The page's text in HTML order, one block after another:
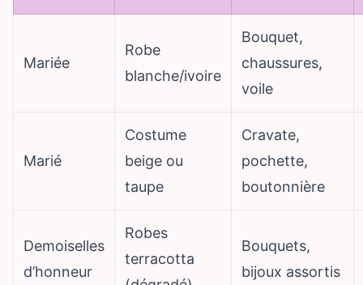
Mariée
Robe
blanche/ivoire
Bouquet,
chaussures,
voile
Marié
Costume
beige ou
taupe
Cravate,
pochette,
boutonnière
Demoiselles
d’honneur
Robes
terracotta
Bouquets,
bijoux assortis